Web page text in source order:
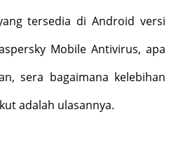
tersedia di Android versi
Mobile Antivirus, apa
sera bagaimana kelebihan
adalah ulasannya.